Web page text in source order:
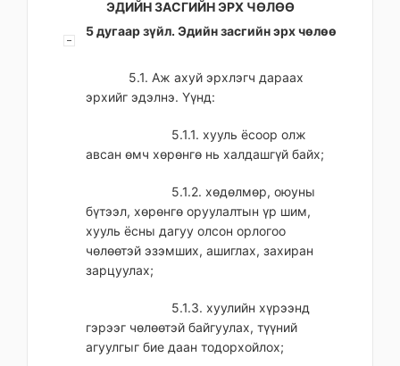
ЭДИЙН ЗАСГИЙН ЭРХ ЧӨЛӨӨ
5 дугаар зүйл. Эдийн засгийн эрх чөлөө
5.1. Аж ахуй эрхлэгч дараах
эрхийг эдэлнэ. Үүнд:
5.1.1. хууль ёсоор олж
авсан өмч хөрөнгө нь халдашгүй байх;
5.1.2. хөдөлмөр, оюуны
бүтээл, хөрөнгө оруулалтын үр шим,
хууль ёсны дагуу олсон орлогоо
чөлөөтэй эзэмших, ашиглах, захиран
зарцуулах;
5.1.3. хуулийн хүрээнд
гэрээг чөлөөтэй байгуулах, түүний
агуулгыг бие даан тодорхойлох;